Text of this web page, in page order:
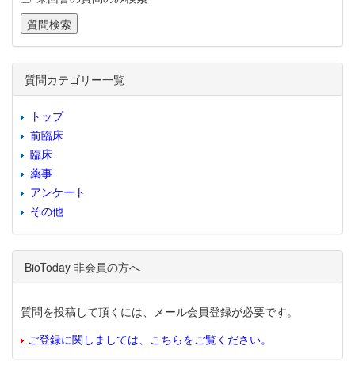
質問カテゴリー一覧
トップ
前臨床
臨床
薬事
アンケート
その他
BioToday 非会員の方へ
質問を投稿して頂くには、メール会員登録が必要です。
ご登録に関しましては、こちらをご覧ください。